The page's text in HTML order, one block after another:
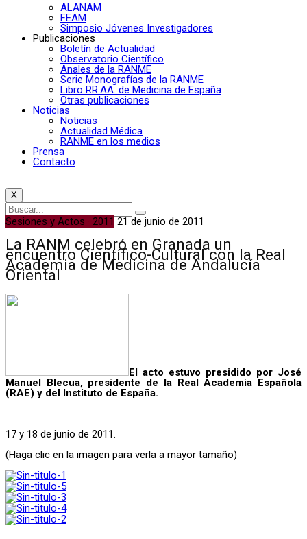
ALANAM
FEAM
Simposio Jóvenes Investigadores
Publicaciones
Boletín de Actualidad
Observatorio Científico
Anales de la RANME
Serie Monografías de la RANME
Libro RR.AA. de Medicina de España
Otras publicaciones
Noticias
Noticias
Actualidad Médica
RANME en los medios
Prensa
Contacto
X
Sesiones y Actos · 2011 21 de junio de 2011
La RANM celebró en Granada un
encuentro Científico-Cultural con la Real
Academia de Medicina de Andalucía
Oriental
El acto estuvo presidido por José
Manuel Blecua, presidente de la Real Academia Española
(RAE) y del Instituto de España.
17 y 18 de junio de 2011.
(Haga clic en la imagen para verla a mayor tamaño)